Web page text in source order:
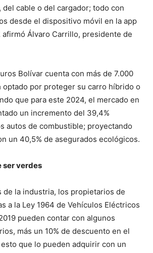
cable o del cargador; todo con
desde el dispositivo móvil en la app
afirmó Álvaro Carrillo, presidente de
Bolívar cuenta con más de 7.000
optado por proteger su carro híbrido o
que para este 2024, el mercado en
un incremento del 39,4%
autos de combustible; proyectando
un 40,5% de asegurados ecológicos.
ser verdes
de la industria, los propietarios de
a la Ley 1964 de Vehículos Eléctricos
pueden contar con algunos
más un 10% de descuento en el
esto que lo pueden adquirir con un